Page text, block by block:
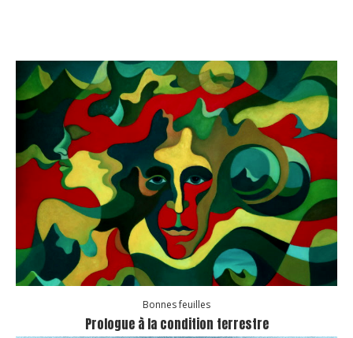
Bonnes feuilles
Prologue à la condition terrestre